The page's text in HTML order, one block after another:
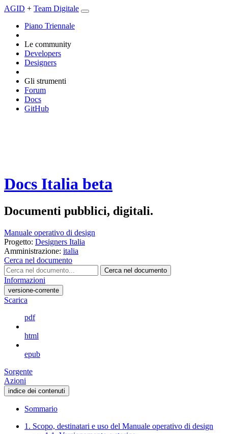
AGID + Team Digitale
Piano Triennale
Le community
Developers
Designers
Gli strumenti
Forum
Docs
GitHub
Docs Italia beta
Documenti pubblici, digitali.
Manuale operativo di design
Progetto: Designers Italia
Amministrazione: italia
Cerca nel documento
Cerca nel documento
Informazioni
versione-corrente
Scarica
pdf
html
epub
Sorgente
Azioni
indice dei contenuti
Sommario
1. Scopo, destinatari e uso del Manuale operativo di design